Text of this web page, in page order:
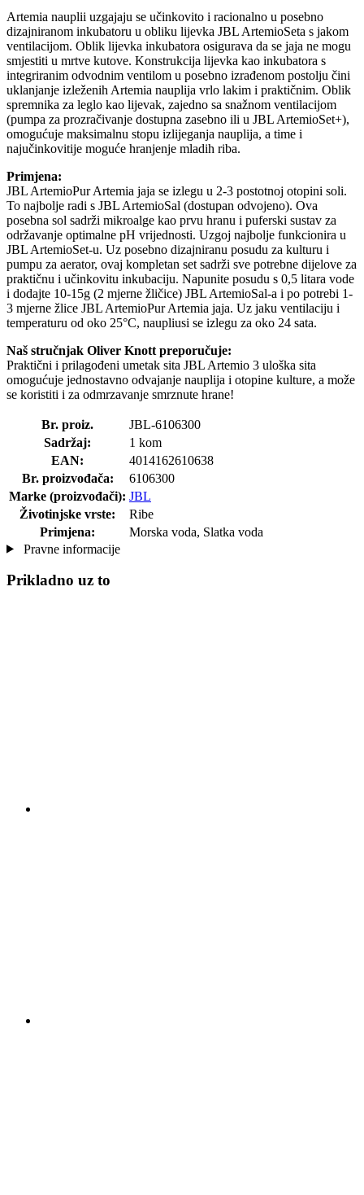
Artemia nauplii uzgajaju se učinkovito i racionalno u posebno
dizajniranom inkubatoru u obliku lijevka JBL ArtemioSeta s jakom
ventilacijom. Oblik lijevka inkubatora osigurava da se jaja ne mogu
smjestiti u mrtve kutove. Konstrukcija lijevka kao inkubatora s
integriranim odvodnim ventilom u posebno izrađenom postolju čini
uklanjanje izleženih Artemia nauplija vrlo lakim i praktičnim. Oblik
spremnika za leglo kao lijevak, zajedno sa snažnom ventilacijom
(pumpa za prozračivanje dostupna zasebno ili u JBL ArtemioSet+),
omogućuje maksimalnu stopu izlijeganja nauplija, a time i
najučinkovitije moguće hranjenje mladih riba.
Primjena:
JBL ArtemioPur Artemia jaja se izlegu u 2-3 postotnoj otopini soli.
To najbolje radi s JBL ArtemioSal (dostupan odvojeno). Ova
posebna sol sadrži mikroalge kao prvu hranu i puferski sustav za
održavanje optimalne pH vrijednosti. Uzgoj najbolje funkcionira u
JBL ArtemioSet-u. Uz posebno dizajniranu posudu za kulturu i
pumpu za aerator, ovaj kompletan set sadrži sve potrebne dijelove za
praktičnu i učinkovitu inkubaciju. Napunite posudu s 0,5 litara vode
i dodajte 10-15g (2 mjerne žličice) JBL ArtemioSal-a i po potrebi 1-
3 mjerne žlice JBL ArtemioPur Artemia jaja. Uz jaku ventilaciju i
temperaturu od oko 25°C, naupliusi se izlegu za oko 24 sata.
Naš stručnjak Oliver Knott preporučuje:
Praktični i prilagođeni umetak sita JBL Artemio 3 uloška sita
omogućuje jednostavno odvajanje nauplija i otopine kulture, a može
se koristiti i za odmrzavanje smrznute hrane!
Br. proiz.
JBL-6106300
Sadržaj:
1 kom
EAN:
4014162610638
Br. proizvođača:
6106300
Marke (proizvođači): JBL
Životinjske vrste:
Ribe
Primjena:
Morska voda, Slatka voda
Pravne informacije
Prikladno uz to